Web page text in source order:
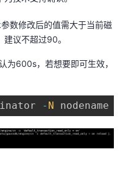
参数修改后的值需大于当前磁
建议不超过90。
为600s，若想要即可生效，
- N nodename